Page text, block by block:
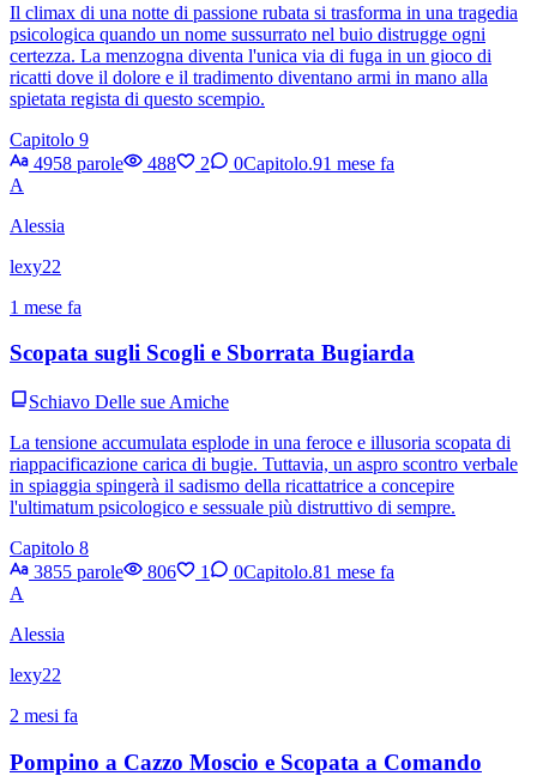
Il climax di una notte di passione rubata si trasforma in una tragedia
psicologica quando un nome sussurrato nel buio distrugge ogni
certezza. La menzogna diventa l'unica via di fuga in un gioco di
ricatti dove il dolore e il tradimento diventano armi in mano alla
spietata regista di questo scempio.
Capitolo 9
4958 parole
488 2 0Capitolo.91 mese fa
A
Alessia
lexy22
1 mese fa
Scopata sugli Scogli e Sborrata Bugiarda
Schiavo Delle sue Amiche
La tensione accumulata esplode in una feroce e illusoria scopata di
riappacificazione carica di bugie. Tuttavia, un aspro scontro verbale
in spiaggia spingerà il sadismo della ricattatrice a concepire
l'ultimatum psicologico e sessuale più distruttivo di sempre.
Capitolo 8
3855 parole
806 1 0Capitolo.81 mese fa
A
Alessia
lexy22
2 mesi fa
Pompino a Cazzo Moscio e Scopata a Comando